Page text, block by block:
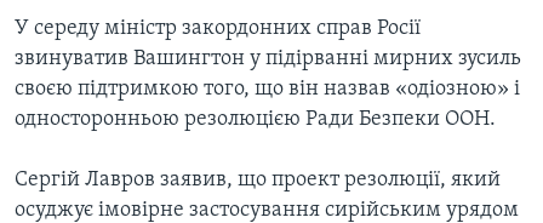
У середу міністр закордонних справ Росії
звинуватив Вашингтон у підірванні мирних зусиль
своєю підтримкою того, що він назвав «одіозною» і
односторонньою резолюцією Ради Безпеки ООН.
Сергій Лавров заявив, що проект резолюції, який
осуджує імовірне застосування сирійським урядом